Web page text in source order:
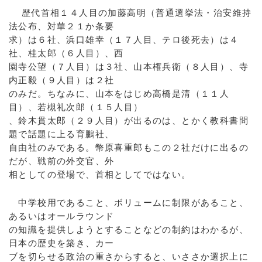
歴代首相１４人目の加藤高明（普通選挙法・治安維持
法公布、対華２１か条要
求）は６社、浜口雄幸（１７人目、テロ後死去）は４
社、桂太郎（６人目）、西
園寺公望（７人目）は３社、山本権兵衛（８人目）、寺
内正毅（９人目）は２社
のみだ。ちなみに、山本をはじめ高橋是清（１１人
目）、若槻礼次郎（１５人目）
、鈴木貫太郎（２９人目）が出るのは、とかく教科書問
題で話題に上る育鵬社、
自由社のみである。幣原喜重郎もこの２社だけに出るの
だが、戦前の外交官、外
相としての登場で、首相としてではない。
中学校用であること、ボリュームに制限があること、
あるいはオールラウンド
の知識を提供しようとすることなどの制約はわかるが、
日本の歴史を築き、カー
ブを切らせる政治の重さからすると、いささか選択上に